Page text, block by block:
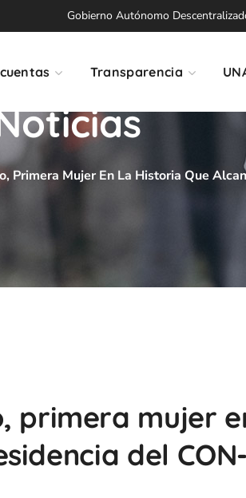
Gobierno Autónomo
Transparencia
Primera Mujer En La Historia Que
primera mujer
del